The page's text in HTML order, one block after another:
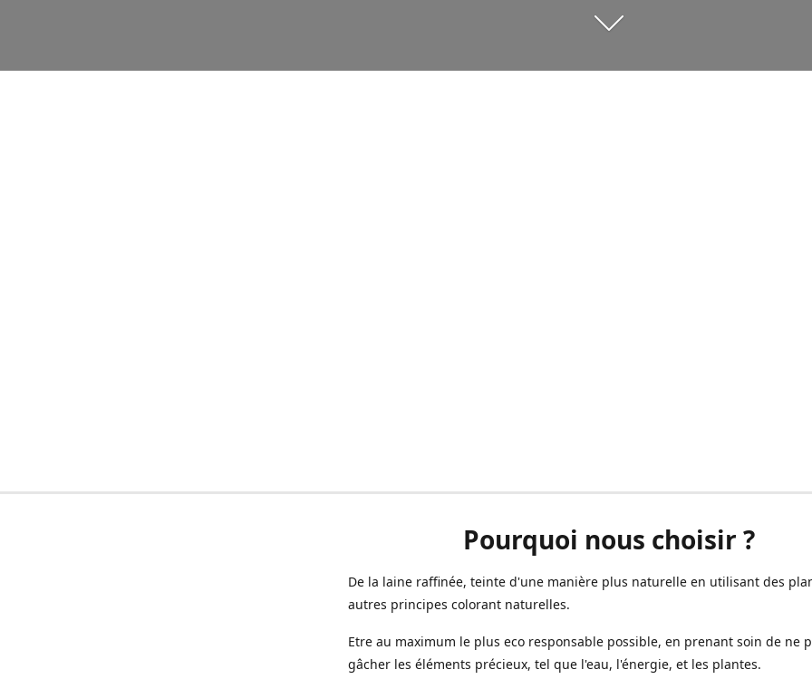
Pourquoi nous choisir ?
De la laine raffinée, teinte d'une manière plus naturelle en utilisant des
autres principes colorant naturelles.
Etre au maximum le plus eco responsable possible, en prenant soin de ne
gâcher les éléments précieux, tel que l'eau, l'énergie, et les plantes.